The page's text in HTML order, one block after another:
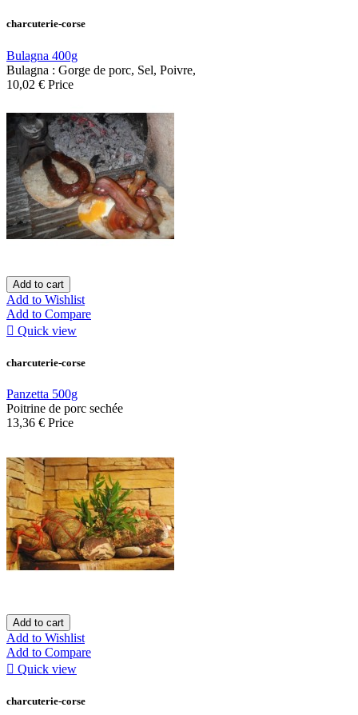
charcuterie-corse
Bulagna 400g
Bulagna : Gorge de porc, Sel, Poivre,
10,02 € Price
Add to cart
Add to Wishlist
Add to Compare
 Quick view
charcuterie-corse
Panzetta 500g
Poitrine de porc sechée
13,36 € Price
Add to cart
Add to Wishlist
Add to Compare
 Quick view
charcuterie-corse